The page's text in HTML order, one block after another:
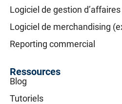
Logiciel de gestion
Logiciel de merchandising
Reporting commercial
Ressources
Blog
Tutoriels